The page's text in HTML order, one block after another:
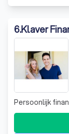
6.Klaver
Persoonlijk